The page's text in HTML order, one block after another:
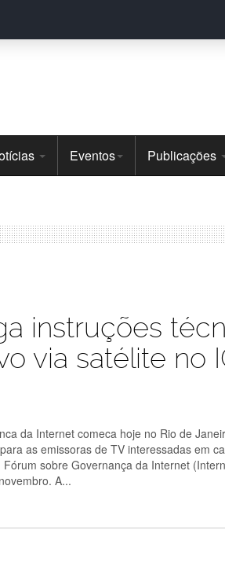
Eventos Publicações
instruções
via satélite no
da Internet comeca hoje no Rio de
as emissoras de TV interessadas em
sobre Governança da Internet
A...